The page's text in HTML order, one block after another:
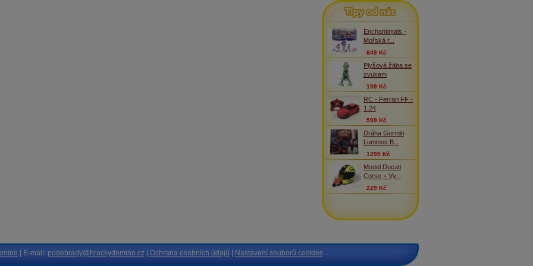
Tipy od nás
Enchantimals -
Mořská r...
849 Kč
Plyšová žába se
zvukem
199 Kč
RC - Ferrari FF -
1:24
599 Kč
Dráha Gormiti
Luminos B...
1299 Kč
Model Ducati
Corse + Vy...
229 Kč
| E-mail: podebrady@hrackydomino.cz| Ochrana osobních údajů Nastavení souborů cookies